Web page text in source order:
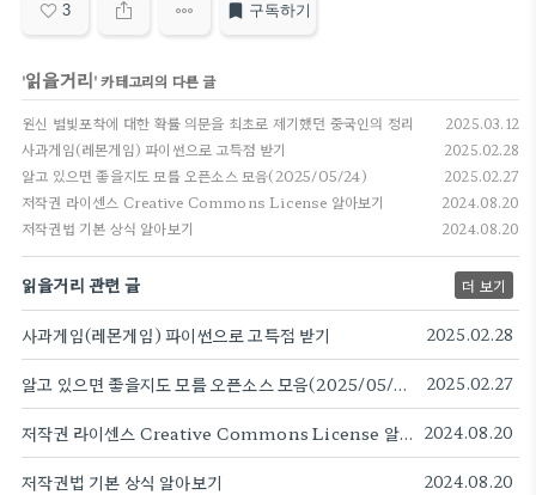
3 구독하기
'읽을거리' 카테고리의 다른 글
원신 별빛포착에 대한 확률 의문을 최초로 제기했던 중국인의 정리 2025.03.12
사과게임(레몬게임) 파이썬으로 고득점 받기 2025.02.28
알고 있으면 좋을지도 모를 오픈소스 모음(2025/05/24) 2025.02.27
저작권 라이센스 Creative Commons License 알아보기 2024.08.20
저작권법 기본 상식 알아보기 2024.08.20
읽을거리 관련 글 더 보기
사과게임(레몬게임) 파이썬으로 고득점 받기 2025.02.28
알고 있으면 좋을지도 모를 오픈소스 모음(2025/05/24) 2025.02.27
저작권 라이센스 Creative Commons License 알아보기 2024.08.20
저작권법 기본 상식 알아보기 2024.08.20